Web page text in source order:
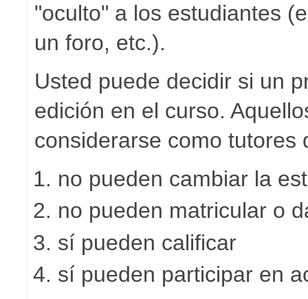
"oculto" a los estudiantes
un foro, etc.).
Usted puede decidir si un
edición en el curso.
considerarse como tutores
no pueden cambiar la
no pueden matricular o
sí pueden calificar
sí pueden participar en